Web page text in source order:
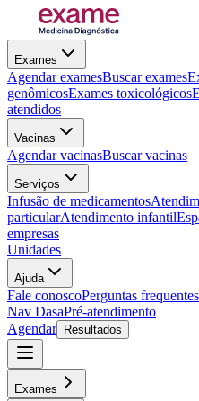
Exames
Agendar examesBuscar exames
genômicosExames toxicológicos
atendidos
Vacinas
Agendar vacinasBuscar vacinas
Serviços
Infusão de medicamentos
particularAtendimento infantil
empresas
Unidades
Ajuda
Fale conoscoPerguntas frequentes
Nav DasaPré-atendimento
Agendar
Resultados
Exames